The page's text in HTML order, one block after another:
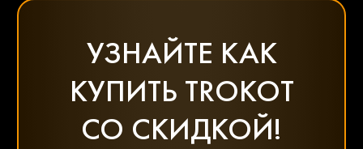
УЗНАЙТЕ КАК
КУПИТЬ TROKOT
СО СКИДКОЙ!